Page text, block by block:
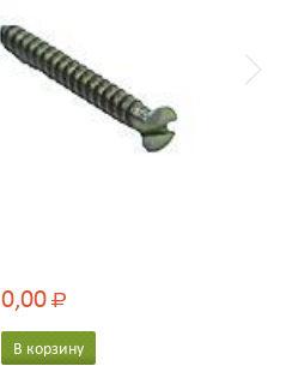
0,00Р
В корзину